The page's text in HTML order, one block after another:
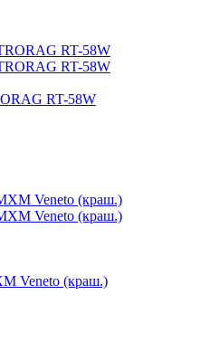
RT-58W
Veneto (краш.)